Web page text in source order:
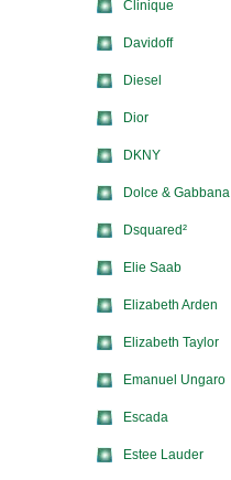
Clinique
Davidoff
Diesel
Dior
DKNY
Dolce & Gabbana
Dsquared²
Elie Saab
Elizabeth Arden
Elizabeth Taylor
Emanuel Ungaro
Escada
Estee Lauder